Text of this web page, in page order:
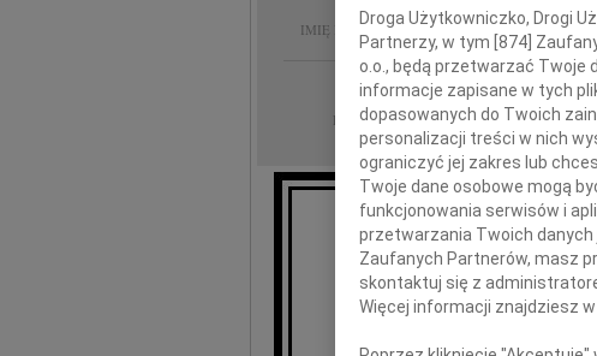
IMIĘ I NAZWISKO: Helena
REGION: cała Polska
DATA EMISJI: 01.08.2023
20 lipca 2023
Kochana
Droga Użytkowniczko, Drogi
Partnerzy, w tym [874]
o.o., będą przetwarzać Twoje
informacje zapisane w tych
dopasowanych do Twoich
personalizacji treści w nich
ograniczyć jej zakres lub
Twoje dane osobowe mogą
funkcjonowania serwisów i
przetwarzania Twoich danych
Zaufanych Partnerów, masz
skontaktuj się z
Więcej informacji znajdziesz w